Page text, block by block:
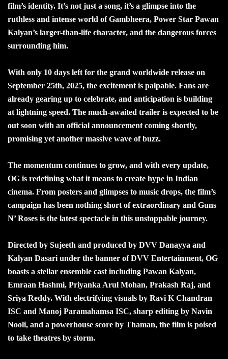
film’s identity. It’s not just a song, it’s a glimpse into the
ruthless and intense world of Gambheera, Power Star Pawan
Kalyan’s larger-than-life character, and the dangerous forces
surrounding him.
With only 10 days left for the grand worldwide release on
September 25th, 2025, the excitement is palpable. Fans are
already gearing up to celebrate, and anticipation is building
at lightning speed. The much-awaited trailer is expected to be
out soon with an official announcement coming shortly,
promising yet another massive wave of buzz.
The momentum continues to grow, and with every update,
OG is redefining what it means to create hype in Indian
cinema. From posters and glimpses to music drops, the film’s
campaign has been nothing short of extraordinary and Guns
N’ Roses is the latest spectacle in this unstoppable journey.
Directed by Sujeeth and produced by DVV Danayya and
Kalyan Dasari under the banner of DVV Entertainment, OG
boasts a stellar ensemble cast including Pawan Kalyan,
Emraan Hashmi, Priyanka Arul Mohan, Prakash Raj, and
Sriya Reddy. With electrifying visuals by Ravi K Chandran
ISC and Manoj Paramahamsa ISC, sharp editing by Navin
Nooli, and a powerhouse score by Thaman, the film is poised
to take theatres by storm.